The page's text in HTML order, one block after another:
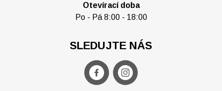
Otevírací doba
Po - Pá 8:00 - 18:00
SLEDUJTE NÁS